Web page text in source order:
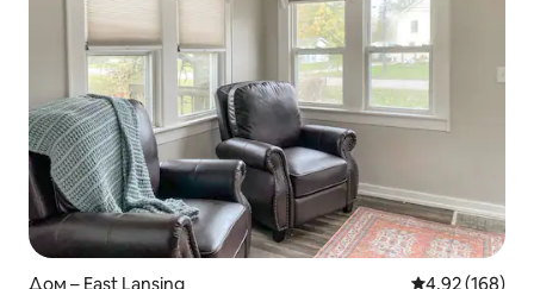
Дом – East Lansing Средна
4,92 (168)